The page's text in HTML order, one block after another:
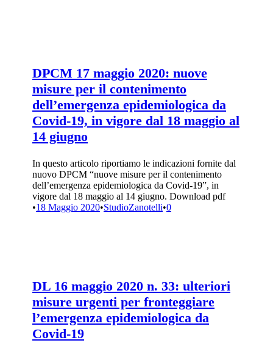
DPCM 17 maggio 2020: nuove
misure per il contenimento
dell’emergenza epidemiologica da
Covid-19, in vigore dal 18 maggio al
14 giugno
In questo articolo riportiamo le indicazioni fornite dal
nuovo DPCM “nuove misure per il contenimento
dell’emergenza epidemiologica da Covid-19”, in
vigore dal 18 maggio al 14 giugno. Download pdf
•18 Maggio 2020•StudioZanotelli•0
DL 16 maggio 2020 n. 33: ulteriori
misure urgenti per fronteggiare
l’emergenza epidemiologica da
Covid-19